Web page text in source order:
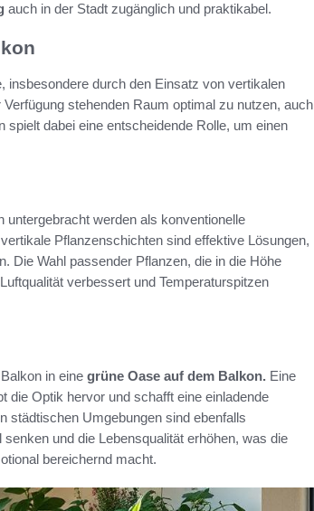
auch in der Stadt zugänglich und praktikabel.
insbesondere durch den Einsatz von vertikalen
stehenden Raum optimal zu nutzen, auch
dabei eine entscheidende Rolle, um einen
werden als konventionelle
Pflanzenschichten sind effektive Lösungen,
Die Wahl passender Pflanzen, die in die Höhe
verbessert und Temperaturspitzen
in eine grüne Oase auf dem Balkon. Eine
die Optik hervor und schafft eine einladende
städtischen Umgebungen sind ebenfalls
und die Lebensqualität erhöhen, was die
bereichernd macht.